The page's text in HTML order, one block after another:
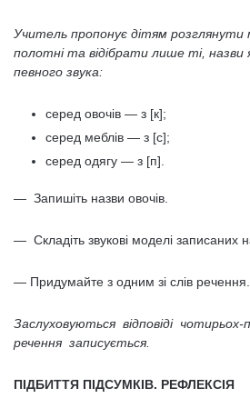
Учитель пропонує дітям розглянути
полотні та відібрати лише ті, назви
певного звука:
серед овочів — з [к];
серед меблів — з [с];
серед одягу — з [п].
— Запишіть назви овочів.
— Складіть звукові моделі записаних
— Придумайте з одним зі слів речення.
Заслуховуються відповіді
речення записується.
ПІДБИТТЯ ПІДСУМКІВ. РЕФЛЕКСІЯ